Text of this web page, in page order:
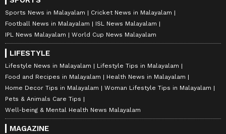
Sports News in Malayalam
Cricket News in Malayalam
Football News in Malayalam
ISL News Malayalam
IPL News Malayalam
World Cup News Malayalam
LIFESTYLE
Lifestyle News in Malayalam
Lifestyle Tips in Malayalam
Food and Recipes in Malayalam
Health News in Malayalam
Home Decor Tips in Malayalam
Woman Lifestyle Tips in Malayalam
Pets & Animals Care Tips
Well-being & Mental Health News Malayalam
MAGAZINE